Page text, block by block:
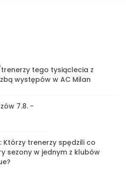
trenerzy tego tysiąclecia z
występów w AC Milan
7.8. -
Którzy trenerzy spędzili co
sezony w jednym z klubów